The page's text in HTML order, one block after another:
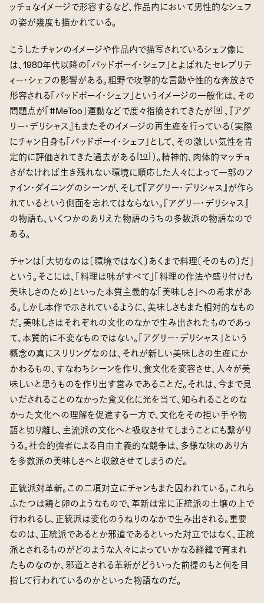
ッチョなイメージで形容するなど、作品内において男性的なシェフ
の姿が幾度も描かれている。
こうしたチャンのイメージや作品内で描写されているシェフ像に
は、1980年代以降の「バッドボーイ・シェフ」とよばれたセレブリテ
ィー・シェフの影響がある。粗野で攻撃的な言動や性的な奔放さで
形容される「バッドボーイ・シェフ」というイメージの一般化は、その
問題点が「#MeToo」運動などで度々指摘されてきたが [9 、『アグ
リー・デリシャス』もまたそのイメージの再生産を行っている（実際
にチャン自身も「バッドボーイ・シェフ」として、その激しい気性を肯
定的に評価されてきた過去がある [10 ）。精神的、肉体的マッチョ
さがなければ生き残れない環境に順応した人々によって一部のフ
ァイン・ダイニングのシーンが、そして『アグリー・デリシャス』が作ら
れているという側面を忘れてはならない。『アグリー・デリシャス』
の物語も、いくつかのありえた物語のうちの多数派の物語なので
ある。
チャンは「大切なのは〔環境ではなく〕あくまで料理〔そのもの〕だ」
という。そこには、「料理は味がすべて」「料理の作法や盛り付けも
美味しさのため」といった本質主義的な「美味しさ」への希求があ
る。しかし本作で示されているように、美味しさもまた相対的なもの
だ。美味しさはそれぞれの文化のなかで生み出されたものであっ
て、本質的に不変なものではない。「アグリー・デリシャス」という
概念の真にスリリングなのは、それが新しい美味しさの生産にか
かわるもの、すなわちシーンを作り、食文化を変容させ、人々が美
味しいと思うものを作り出す営みであることだ。それは、今まで見
いだされることのなかった食文化に光を当て、知られることのな
かった文化への理解を促進する一方で、文化をその担い手や物
語と切り離し、主流派の文化へと吸収させてしまうことにも繋がり
うる。社会的強者による自由主義的な競争は、多様な味のあり方
を多数派の美味しさへと収斂させてしまうのだ。
正統派対革新。この二項対立にチャンもまた囚われている。これら
ふたつは鶏と卵のようなもので、革新は常に正統派の土壌の上で
行われるし、正統派は変化のうねりのなかで生み出される。重要
なのは、正統派であるとか邪道であるといった対立ではなく、正統
派とされるものがどのような人々によっていかなる経緯で育まれ
たものなのか、邪道とされる革新がどういった前提のもと何を目
指して行われているのかといった物語なのだ。